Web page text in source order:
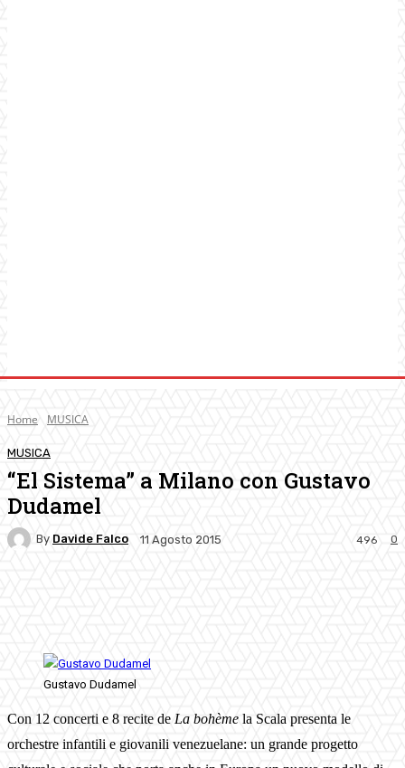
Home MUSICA
MUSICA
“El Sistema” a Milano con Gustavo
Dudamel
By Davide Falco 11 Agosto 2015 0
496
Gustavo Dudamel
Con 12 concerti e 8 recite de La bohème la Scala presenta le
orchestre infantili e giovanili venezuelane: un grande progetto